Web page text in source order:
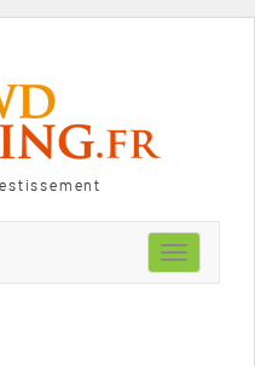
Toggle
navigation